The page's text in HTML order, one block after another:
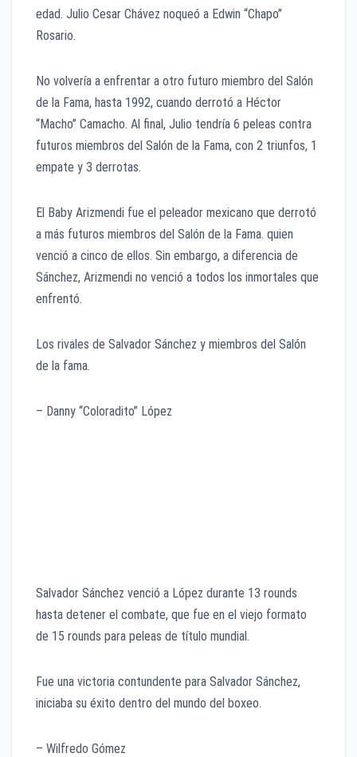
edad. Julio Cesar Chávez noqueó a Edwin “Chapo”
Rosario.
No volvería a enfrentar a otro futuro miembro del Salón
de la Fama, hasta 1992, cuando derrotó a Héctor
“Macho” Camacho. Al final, Julio tendría 6 peleas contra
futuros miembros del Salón de la Fama, con 2 triunfos, 1
empate y 3 derrotas.
El Baby Arizmendi fue el peleador mexicano que derrotó
a más futuros miembros del Salón de la Fama. quien
venció a cinco de ellos. Sin embargo, a diferencia de
Sánchez, Arizmendi no venció a todos los inmortales que
enfrentó.
Los rivales de Salvador Sánchez y miembros del Salón
de la fama.
– Danny “Coloradito” López
Salvador Sánchez venció a López durante 13 rounds
hasta detener el combate, que fue en el viejo formato
de 15 rounds para peleas de título mundial.
Fue una victoria contundente para Salvador Sánchez,
iniciaba su éxito dentro del mundo del boxeo.
– Wilfredo Gómez